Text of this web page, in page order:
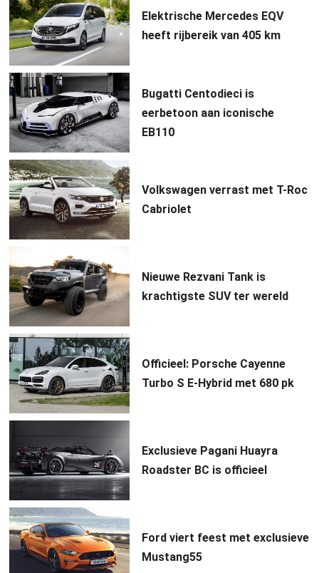
Elektrische Mercedes EQV
heeft rijbereik van 405 km
Bugatti Centodieci is
eerbetoon aan iconische
EB110
Volkswagen verrast met T-Roc
Cabriolet
Nieuwe Rezvani Tank is
krachtigste SUV ter wereld
Officieel: Porsche Cayenne
Turbo S E-Hybrid met 680 pk
Exclusieve Pagani Huayra
Roadster BC is officieel
Ford viert feest met exclusieve
Mustang55